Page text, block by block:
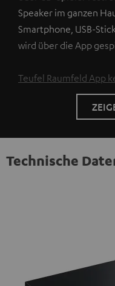
Speaker im ganzen
Smartphone, USB-
wird über die App
Teufel Raumfeld App
Technische